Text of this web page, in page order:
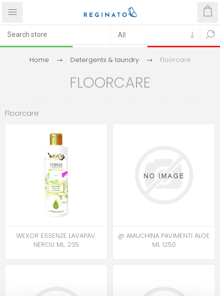
Home Detergents & laundry Floorcare
FLOORCARE
Floorcare
WEXOR ESSENZE LAVAPAV.
NEROLI ML. 235
@ AMUCHINA PAVIMENTI ALOE
ML 1250